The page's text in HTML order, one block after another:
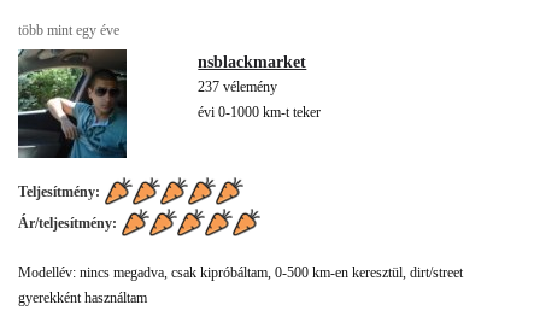
több mint egy éve
nsblackmarket
237 vélemény
évi 0-1000 km-t teker
Teljesítmény:
Ár/teljesítmény:
Modellév: nincs megadva, csak kipróbáltam, 0-500 km-en keresztül, dirt/street
gyerekként használtam